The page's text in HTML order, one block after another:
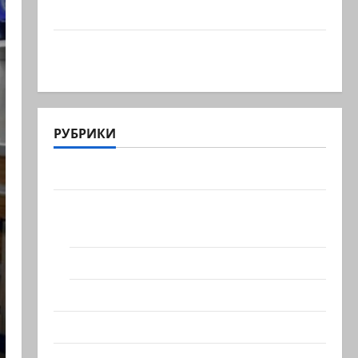
РУБРИКИ